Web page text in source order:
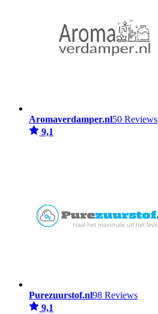
Aromaverdamper.nl50 Reviews
9,1
Purezuurstof.nl98 Reviews
9,1